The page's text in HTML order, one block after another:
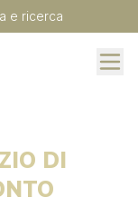
e ricerca
DI